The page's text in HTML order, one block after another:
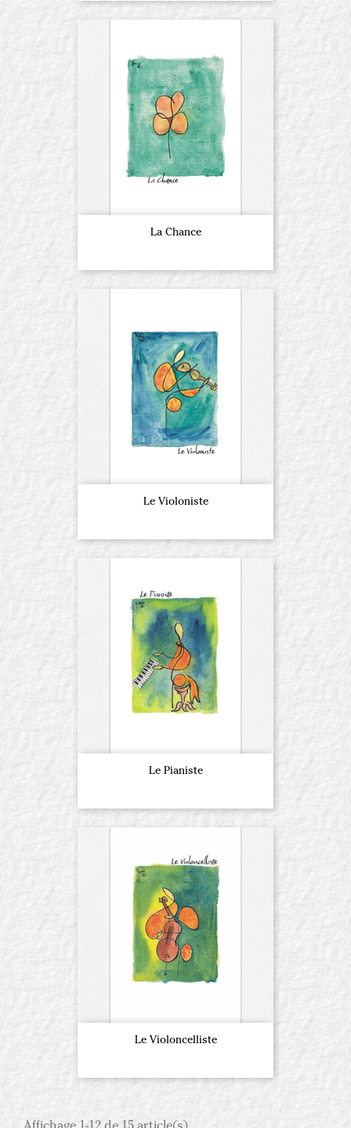
La Chance
Le Violoniste
Le Pianiste
Le Violoncelliste